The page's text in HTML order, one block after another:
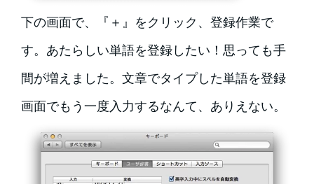
下の画面で、『＋』をクリック、登録作業で
す。あたらしい単語を登録したい！思っても手
間が増えました。文章でタイプした単語を登録
画面でもう一度入力するなんて、ありえない。